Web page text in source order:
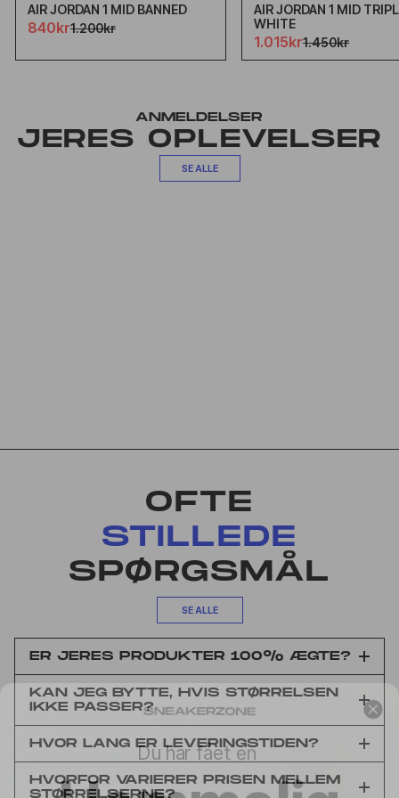
AIR JORDAN 1 MID BANNED
840kr1.200kr
AIR JORDAN 1 MID
WHITE
1.015kr1.450kr
ANMELDELSER
JERES OPLEVELSER
SE ALLE
OFTE
STILLEDE
SPØRGSMÅL
SE ALLE
ER JERES PRODUKTER 100% ÆGTE?
KAN JEG BYTTE, HVIS STØRRELSEN
IKKE PASSER?
HVOR LANG ER LEVERINGSTIDEN?
HVORFOR VARIERER PRISEN MELLEM
STØRRELSERNE?
Du har fået en
Hemmelig